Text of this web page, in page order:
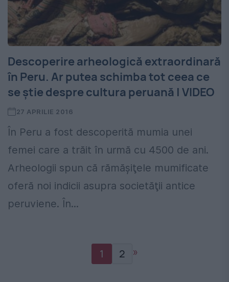
Descoperire arheologică extraordinară
în Peru. Ar putea schimba tot ceea ce
se ştie despre cultura peruană | VIDEO
27 APRILIE 2016
În Peru a fost descoperită mumia unei
femei care a trăit în urmă cu 4500 de ani.
Arheologii spun că rămăşiţele mumificate
oferă noi indicii asupra societăţii antice
peruviene. În...
1 2 »